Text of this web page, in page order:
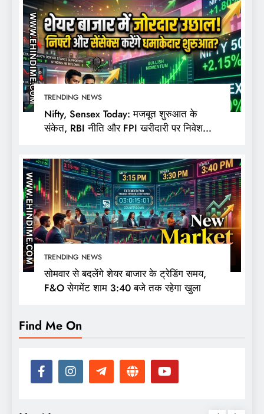
TRENDING NEWS
Nifty, Sensex Today: मजबूत शुरुआत के
संकेत, RBI नीति और FPI खरीदारी पर निवेशकों
TRENDING NEWS
सोमवार से बदलेंगे शेयर बाजार के ट्रेडिंग समय,
F&O सेगमेंट शाम 3:40 बजे तक रहेगा खुला
Find Me On